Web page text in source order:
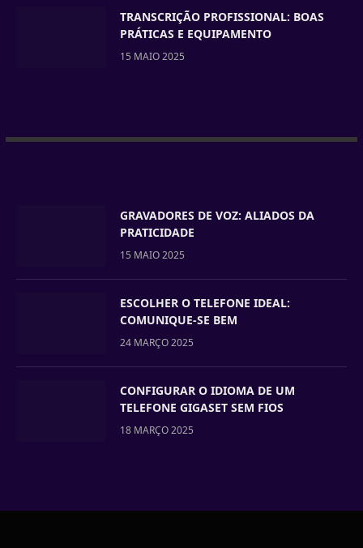
TRANSCRIÇÃO PROFISSIONAL: BOAS
PRÁTICAS E EQUIPAMENTO
15 MAIO 2025
GRAVADORES DE VOZ: ALIADOS DA
PRATICIDADE
15 MAIO 2025
ESCOLHER O TELEFONE IDEAL:
COMUNIQUE-SE BEM
24 MARÇO 2025
CONFIGURAR O IDIOMA DE UM
TELEFONE GIGASET SEM FIOS
18 MARÇO 2025